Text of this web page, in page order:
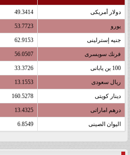
دولار أمريكى 49.3414
يورو 53.7723
جنيه إسترلينى 62.9153
فرنك سويسرى 56.0507
100 ين يابانى 33.3726
ريال سعودى 13.1553
دينار كويتى 160.5278
درهم اماراتى 13.4325
اليوان الصينى 6.8549